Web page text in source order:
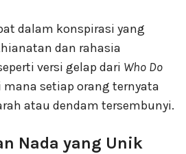
dalam konspirasi yang
dan rahasia
versi gelap dari Who Do
mana setiap orang ternyata
atau dendam tersembunyi.
Nada yang Unik